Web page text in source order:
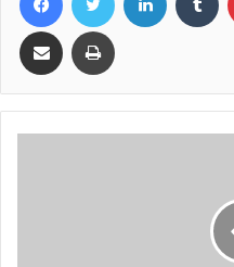
Share via Email Print